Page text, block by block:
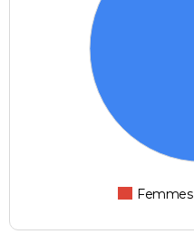
Femmes